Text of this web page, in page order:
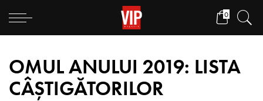
0
OMUL ANULUI 2019: LISTA
CÂȘTIGĂTORILOR